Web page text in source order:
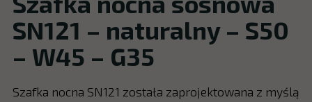
SN121 – naturalny – S50
– W45 – G35
Szafka nocna SN121 została zaprojektowana z myślą